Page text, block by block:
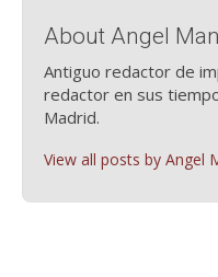
About Angel
Antiguo redactor de
redactor en sus
Madrid.
View all posts by Angel